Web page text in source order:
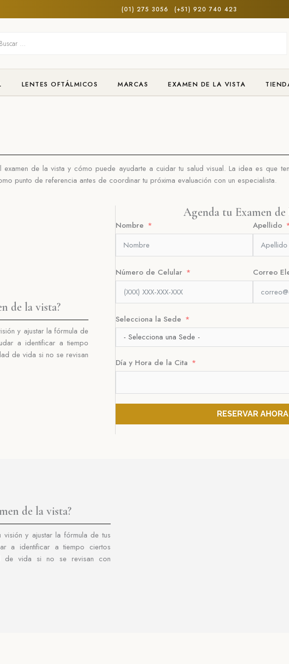
(01) 275 3056 (+51) 920 740 423
a
n
m
LENTES OFTÁLMICOS MARCAS EXAMEN DE LA VISTA
de la vista y cómo puede ayudarte a cuidar tu salud visual.La idea es que
punto de referencia antes de coordinar tu próxima evaluación con un especialista.
de la vista?
y ajustar la fórmula de
a identificar a tiempo
de vida si no se revisan
Agenda tu Examen de
Nombre Apellido
Número de Celular Correo
Selecciona la Sede
Día y Hora de la Cita
RESERVAR AHORA
de la vista?
y ajustar la fórmula de tus
a identificar a tiempo ciertos
de vida si no se revisan con